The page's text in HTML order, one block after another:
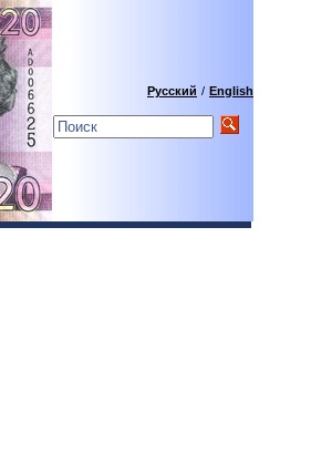
Русский / English